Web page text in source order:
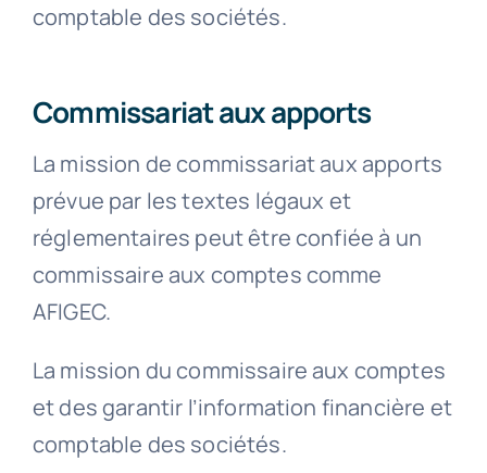
comptable des sociétés.
Commissariat aux apports
La mission de commissariat aux apports
prévue par les textes légaux et
réglementaires peut être confiée à un
commissaire aux comptes comme
AFIGEC.
La mission du commissaire aux comptes
et des garantir l’information financière et
comptable des sociétés.